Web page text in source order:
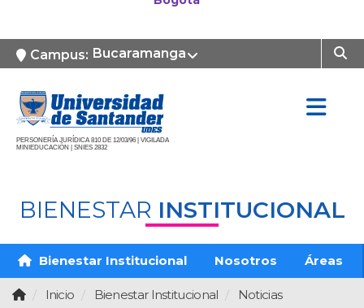
Campus: Bucaramanga
PERSONERÍA JURÍDICA 810 DE 12/03/96 | VIGILADA
MINIEDUCACIÓN | SNIES 2832
BIENESTAR INSTITUCIONAL
Bienestar Institucional Nosotros Áreas
Inicio Bienestar Institucional Noticias